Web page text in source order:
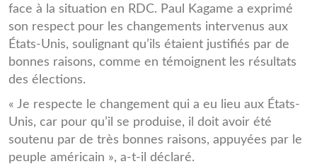
face à la situation en RDC. Paul Kagame a exprimé
son respect pour les changements intervenus aux
États-Unis, soulignant qu’ils étaient justifiés par de
bonnes raisons, comme en témoignent les résultats
des élections.
« Je respecte le changement qui a eu lieu aux États-
Unis, car pour qu’il se produise, il doit avoir été
soutenu par de très bonnes raisons, appuyées par le
peuple américain », a-t-il déclaré.